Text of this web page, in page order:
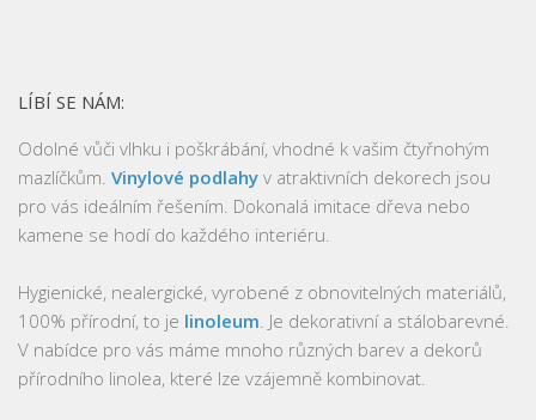
LÍBÍ SE NÁM:
Odolné vůči vlhku i poškrábání, vhodné k vašim čtyřnohým
mazlíčkům. Vinylové podlahy v atraktivních dekorech jsou
pro vás ideálním řešením. Dokonalá imitace dřeva nebo
kamene se hodí do každého interiéru.
Hygienické, nealergické, vyrobené z obnovitelných materiálů,
100% přírodní, to je linoleum . Je dekorativní a stálobarevné.
V nabídce pro vás máme mnoho různých barev a dekorů
přírodního linolea, které lze vzájemně kombinovat.